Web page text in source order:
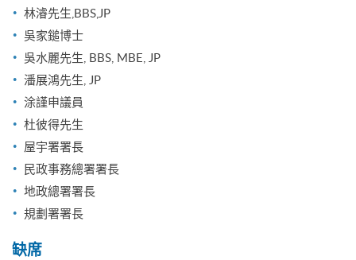
林濬先生,BBS,JP
吳家鎚博士
吳水麗先生, BBS, MBE, JP
潘展鴻先生, JP
涂謹申議員
杜彼得先生
屋宇署署長
民政事務總署署長
地政總署署長
規劃署署長
缺席